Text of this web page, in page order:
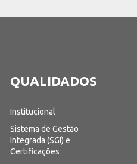
QUALIDADOS
Institucional
Sistema de Gestão
Integrada (SGI) e
Certificações